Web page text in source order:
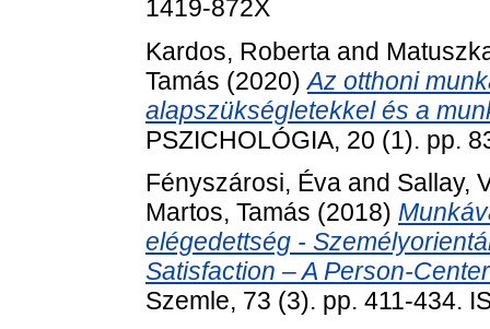
1419-872X
Kardos, Roberta and
Tamás (2020)Az otthoni
alapszükségletekkel és a
PSZICHOLÓGIA, 20 (1). pp.
Fényszárosi, Éva and Sallay,
Martos, Tamás (2018)
elégedettség -
Satisfaction – A Person-
Szemle, 73 (3). pp. 411-434.